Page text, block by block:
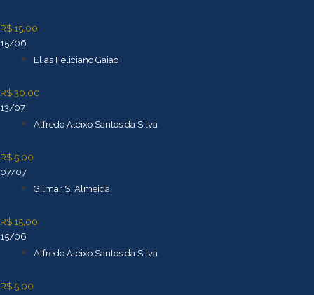
R$ 15,00
15/06
Elias Feliciano Gaiao
R$ 30,00
13/07
Alfredo Aleixo Santos da Silva
R$ 5,00
07/07
Gilmar S. Almeida
R$ 15,00
15/06
Alfredo Aleixo Santos da Silva
R$ 5,00